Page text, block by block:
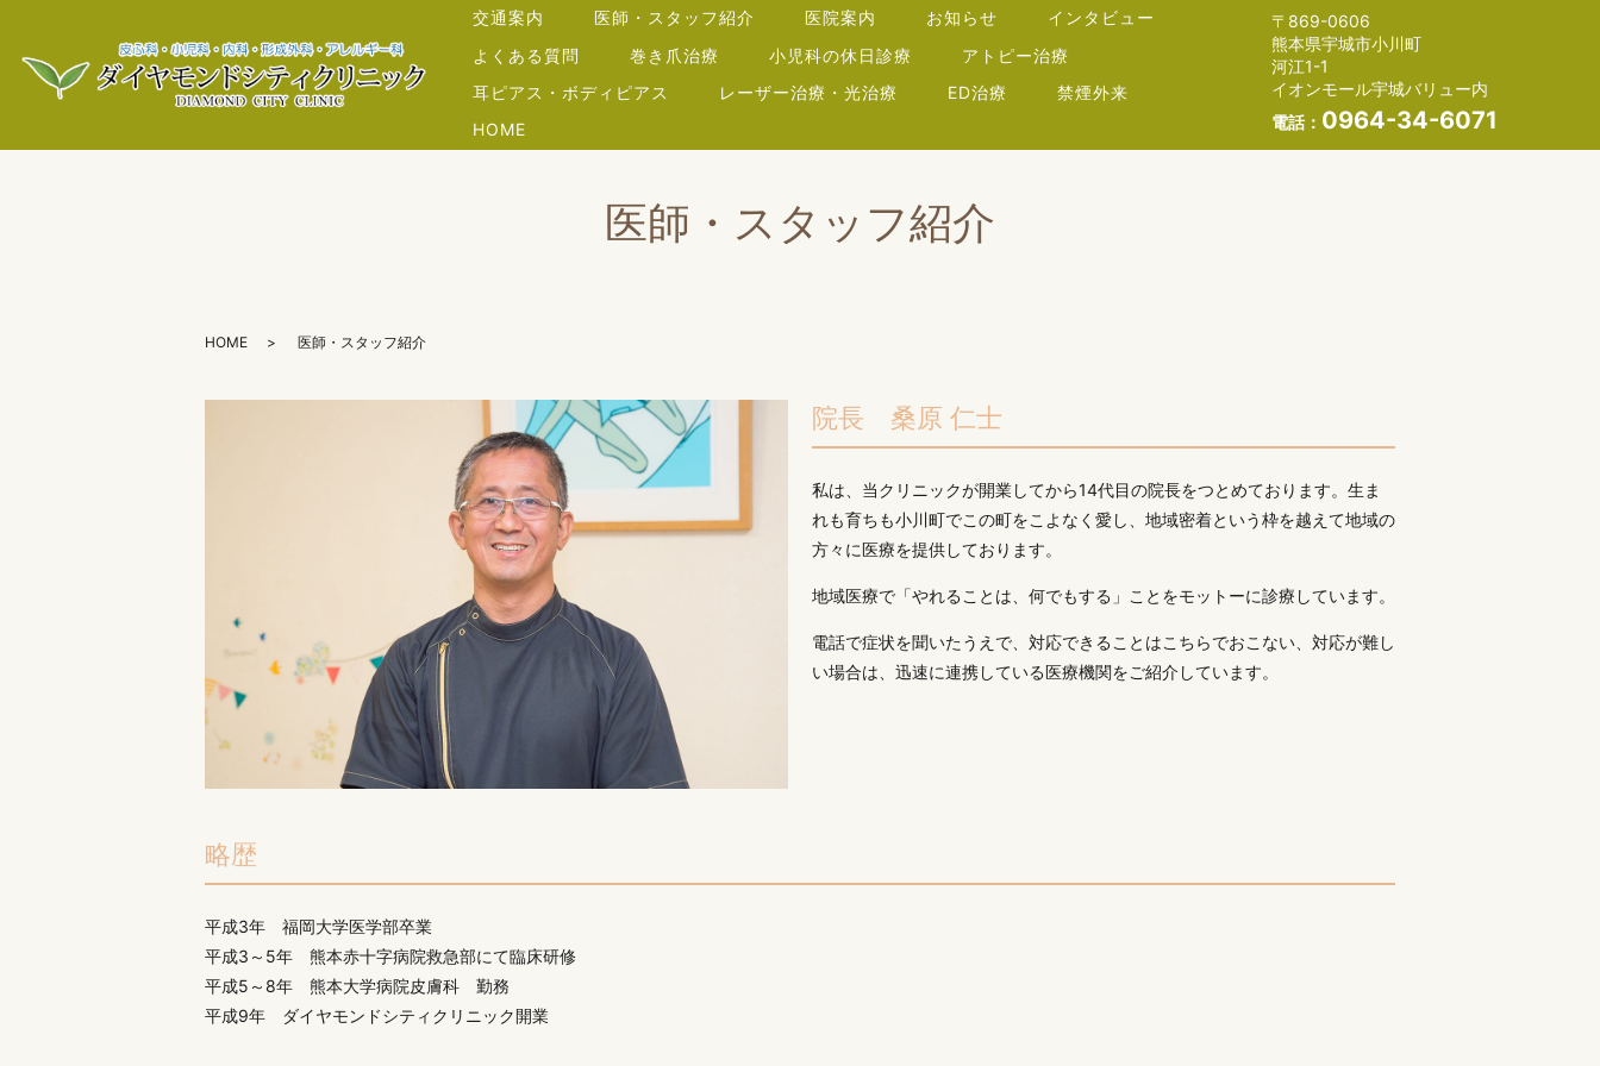
交通案内 医師・スタッフ紹介 医院案内 お知らせ
インタビュー
よくある質問
巻き爪治療 小児科の休日診療
アトピー治療
耳ピアス・ボディピアス
レーザー治療・光治療 ED治療
禁煙外来
HOME
〒869-0606
熊本県宇城市小川町
河江1-1
イオンモール宇城バリュー内
電話： 0964-34-6071
医師・スタッフ紹介
HOME 医師・スタッフ紹介
院長 桑原 仁士
私は、当クリニックが開業してから14代目の院長をつとめております。生ま
れも育ちも小川町でこの町をこよなく愛し、地域密着という枠を越えて地域の
方々に医療を提供しております。
地域医療で「やれることは、何でもする」ことをモットーに診療しています。
電話で症状を聞いたうえで、対応できることはこちらでおこない、対応が難し
い場合は、迅速に連携している医療機関をご紹介しています。
略歴
平成3年 福岡大学医学部卒業
平成3～5年 熊本赤十字病院救急部にて臨床研修
平成5～8年 熊本大学病院皮膚科 勤務
平成9年 ダイヤモンドシティクリニック開業